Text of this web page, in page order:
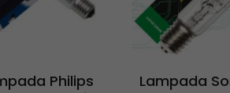
ScegliPhilips
Lampada